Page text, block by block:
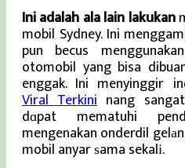
Ini adalah ala lain lakukan
mobil Sydney. Ini
pun becus
otomobil yang bisa
enggak. Ini menyinggir
Viral Terkininang
dɑpat mematuhi
mengenakan onderdil
mobil anyar ѕama sekalі.